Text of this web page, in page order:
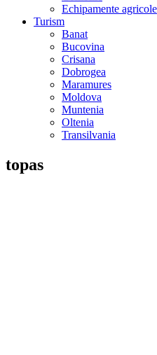
Echipamente agricole
Turism
Banat
Bucovina
Crisana
Dobrogea
Maramures
Moldova
Muntenia
Oltenia
Transilvania
topas